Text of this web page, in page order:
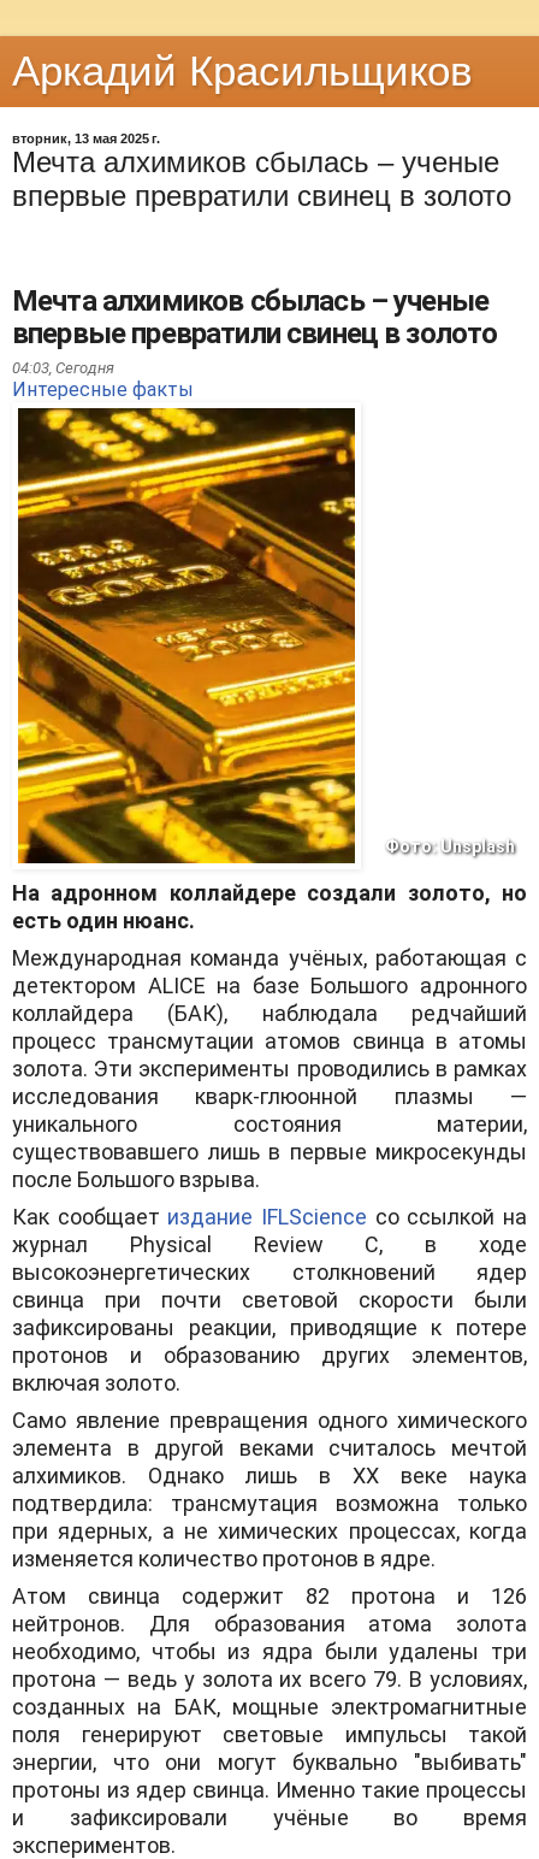
Аркадий Красильщиков
вторник, 13 мая 2025 г.
Мечта алхимиков сбылась – ученые
впервые превратили свинец в золото
Мечта алхимиков сбылась – ученые
впервые превратили свинец в золото
04:03, Сегодня
Интересные факты
Фото: Unsplash
На адронном коллайдере создали золото, но
есть один нюанс.
Международная команда учёных, работающая с
детектором ALICE на базе Большого адронного
коллайдера (БАК), наблюдала редчайший
процесс трансмутации атомов свинца в атомы
золота. Эти эксперименты проводились в рамках
исследования кварк-глюонной плазмы —
уникального состояния материи,
существовавшего лишь в первые микросекунды
после Большого взрыва.
Как сообщает издание IFLScience со ссылкой на
журнал Physical Review C, в ходе
высокоэнергетических столкновений ядер
свинца при почти световой скорости были
зафиксированы реакции, приводящие к потере
протонов и образованию других элементов,
включая золото.
Само явление превращения одного химического
элемента в другой веками считалось мечтой
алхимиков. Однако лишь в XX веке наука
подтвердила: трансмутация возможна только
при ядерных, а не химических процессах, когда
изменяется количество протонов в ядре.
Атом свинца содержит 82 протона и 126
нейтронов. Для образования атома золота
необходимо, чтобы из ядра были удалены три
протона — ведь у золота их всего 79. В условиях,
созданных на БАК, мощные электромагнитные
поля генерируют световые импульсы такой
энергии, что они могут буквально "выбивать"
протоны из ядер свинца. Именно такие процессы
и зафиксировали учёные во время
экспериментов.